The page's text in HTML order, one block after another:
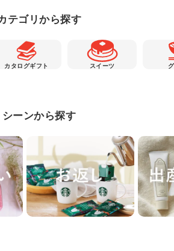
テゴリから探す
カタログギフト スイーツ
シーンから探す